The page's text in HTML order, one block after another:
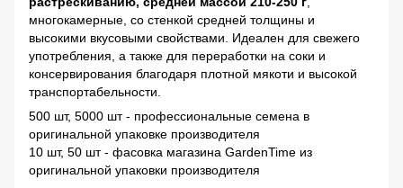
многокамерные, со стенкой средней толщины и
высокими вкусовыми свойствами. Идеален для свежего
употребления, а также для переработки на соки и
консервирования благодаря плотной мякоти и высокой
транспортабельности.
500 шт, 5000 шт - профессиональные семена в
оригинальной упаковке производителя
10 шт, 50 шт - фасовка магазина GardenTime из
оригинальной упаковки производителя